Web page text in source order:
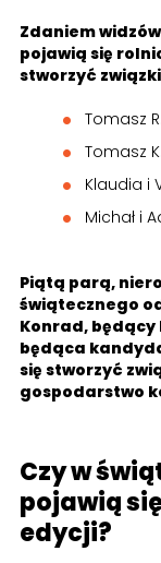
Zdaniem
pojawią się
stworzyć
Tomasz
Tomasz
Klaudia i
Michał i
Piątą parą,
świątecznego
Konrad,
będąca
się stworzyć
gospodarstwo
Czy w
pojawią
edycji?